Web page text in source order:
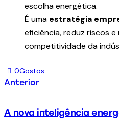
escolha energética.
É uma estratégia
eficiência, reduz riscos
competitividade da
0Gostos
Anterior
A nova inteligência